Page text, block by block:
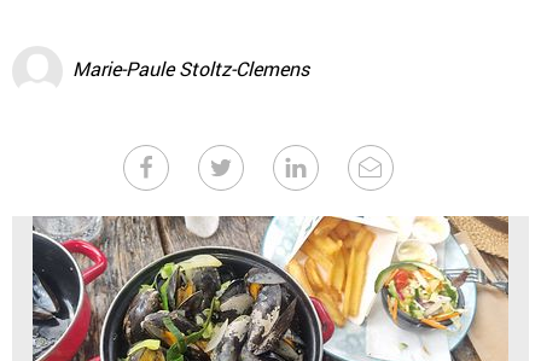
Marie-Paule Stoltz-Clemens